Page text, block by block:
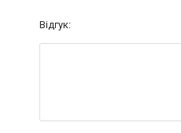
Відгук: